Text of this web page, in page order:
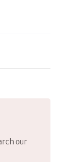
our